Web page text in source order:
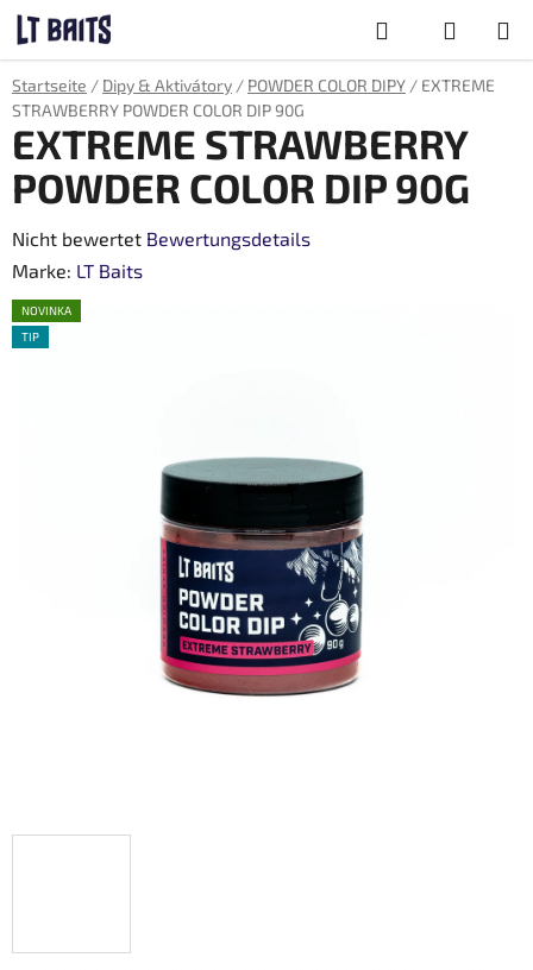
Zum
Inhalt
springen
Startseite / Dipy & Aktivátory / POWDER COLOR DIPY / EXTREME
STRAWBERRY POWDER COLOR DIP 90G
EXTREME STRAWBERRY
POWDER COLOR DIP 90G
Die
durchschnittliche
Produktbewertung
ist
Nicht bewertet Bewertungsdetails
Marke: LT Baits
NOVINKA
TIP